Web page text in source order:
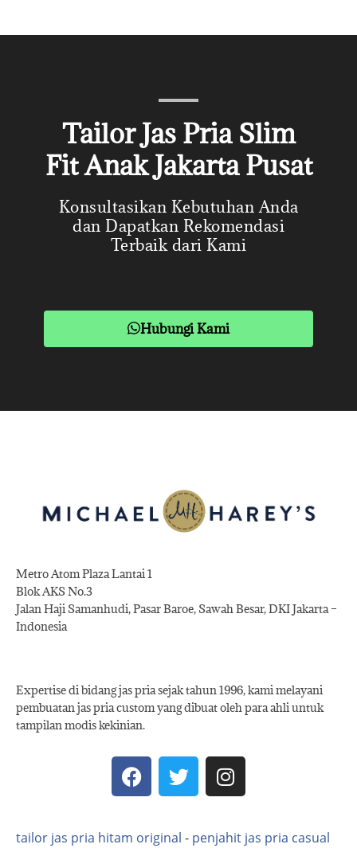
Tailor Jas Pria Slim
Fit Anak Jakarta Pusat
Konsultasikan Kebutuhan Anda
dan Dapatkan Rekomendasi
Terbaik dari Kami
Hubungi Kami
Metro Atom Plaza Lantai 1
Blok AKS No.3
Jalan Haji Samanhudi, Pasar Baroe, Sawah Besar, DKI Jakarta –
Indonesia
Expertise di bidang jas pria sejak tahun 1996, kami melayani
pembuatan jas pria custom yang dibuat oleh para ahli untuk
tampilan modis kekinian.
tailor jas pria hitam original - penjahit jas pria casual